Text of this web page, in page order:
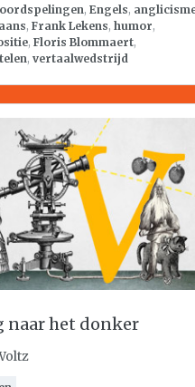
, Engels,
, Frank Lekens, humor,
, Floris Blommaert,
, vertaalwedstrijd
naar het donker